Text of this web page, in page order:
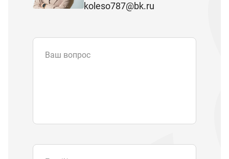
koleso787@bk.ru
Ваш вопрос